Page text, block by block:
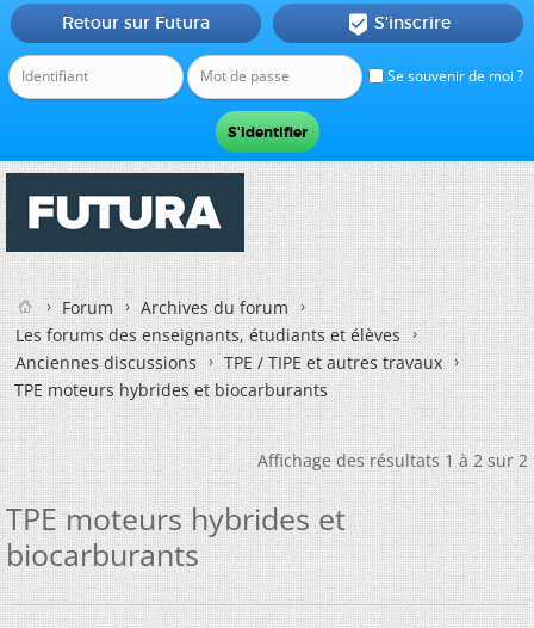
Se souvenir de moi ?
Retour sur Futura  S'inscrire
Forum
Archives du forum
Les forums des enseignants, étudiants et élèves
Anciennes discussions
TPE / TIPE et autres travaux
TPE moteurs hybrides et biocarburants
Affichage des résultats 1 à 2 sur 2
TPE moteurs hybrides et
biocarburants